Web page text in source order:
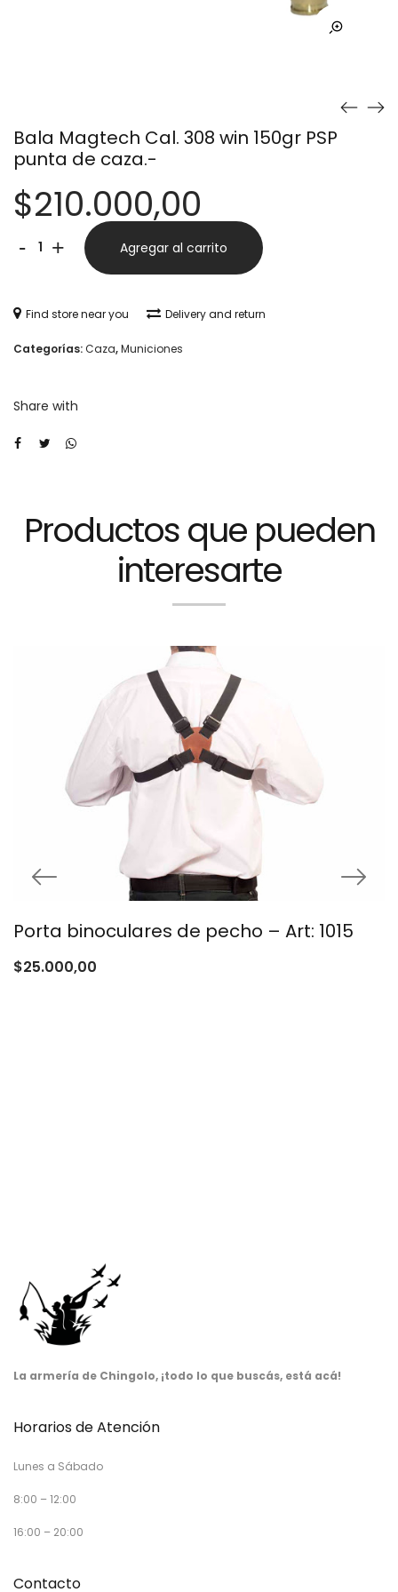
Bala Magtech Cal. 308 win 150gr PSP
punta de caza.-
$210.000,00
-
Magtech
308
win
PSP
punta
cantidad
+ Agregar al carrito
Find store near you Delivery and return
Categorías:Caza,Municiones
Share with
Productos que pueden
interesarte
Porta binoculares de pecho – Art: 1015
$25.000,00
La armería de Chingolo, ¡todo lo que buscás, está acá!
Horarios de Atención
Lunes a Sábado
8:00 – 12:00
16:00 – 20:00
Contacto